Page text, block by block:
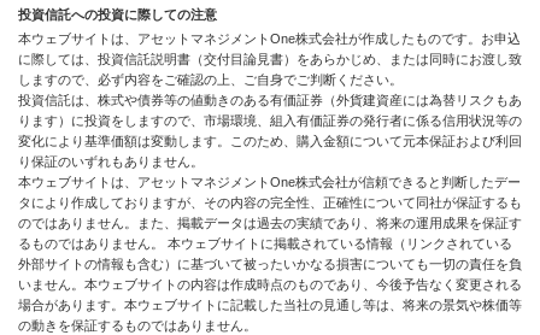
投資信託への投資に際しての注意
本ウェブサイトは、アセットマネジメントOne株式会社が作成したものです。お申込
に際しては、投資信託説明書（交付目論見書）をあらかじめ、または同時にお渡し致
しますので、必ず内容をご確認の上、ご自身でご判断ください。
投資信託は、株式や債券等の値動きのある有価証券（外貨建資産には為替リスクもあ
ります）に投資をしますので、市場環境、組入有価証券の発行者に係る信用状況等の
変化により基準価額は変動します。このため、購入金額について元本保証および利回
り保証のいずれもありません。
本ウェブサイトは、アセットマネジメントOne株式会社が信頼できると判断したデー
タにより作成しておりますが、その内容の完全性、正確性について同社が保証するも
のではありません。また、掲載データは過去の実績であり、将来の運用成果を保証す
るものではありません。 本ウェブサイトに掲載されている情報（リンクされている
外部サイトの情報も含む）に基づいて被ったいかなる損害についても一切の責任を負
いません。本ウェブサイトの内容は作成時点のものであり、今後予告なく変更される
場合があります。本ウェブサイトに記載した当社の見通し等は、将来の景気や株価等
の動きを保証するものではありません。